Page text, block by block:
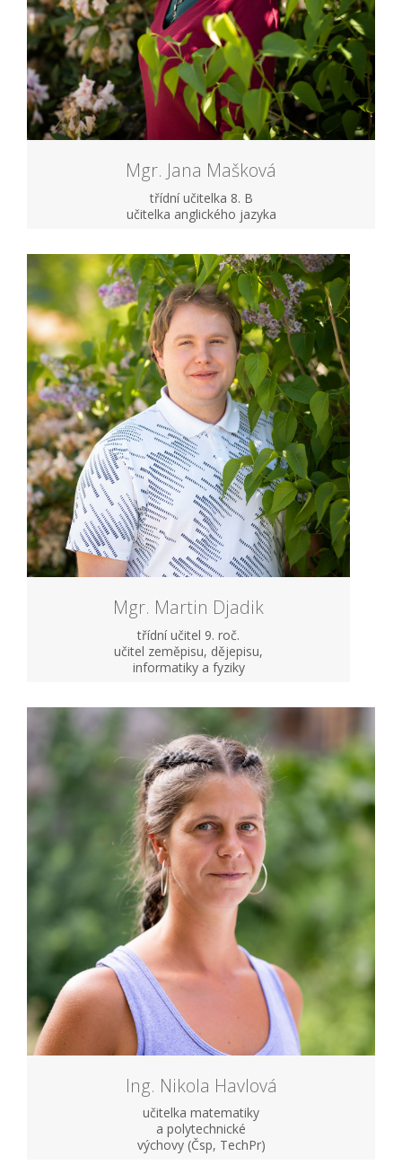
Mgr. Jana Mašková
třídní učitelka 8. B
učitelka anglického jazyka
Mgr. Martin Djadik
třídní učitel 9. roč.
učitel zeměpisu, dějepisu,
informatiky a fyziky
Ing. Nikola Havlová
učitelka matematiky
a polytechnické
výchovy (Čsp, TechPr)